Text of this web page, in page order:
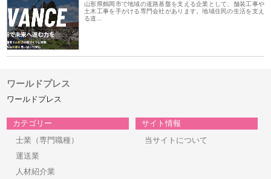
山形県鶴岡市で地域の道路基盤を支える企業として、舗装工事や
土木工事を手がける専門会社があります。地域住民の生活を支え
る道…
ワールドプレス
ワールドプレス
カテゴリー
士業（専門職種）
運送業
人材紹介業
サイト情報
当サイトについて